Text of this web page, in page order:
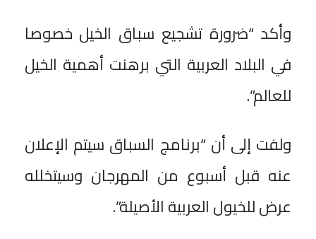
وأكد “ضرورة تشجيع سباق الخيل خصوصا
في البلاد العربية التي برهنت أهمية الخيل
للعالم”.
ولفت إلى أن “برنامج السباق سيتم الإعلان
عنه قبل أسبوع من المهرجان وسيتخلله
عرض للخيول العربية الأصيلة”.